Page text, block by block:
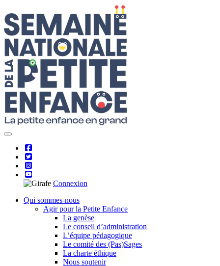
to
content
Connexion
Qui sommes-nous
Agir pour la Petite Enfance
La genèse
Le conseil d’administration
L’équipe pédagogique
Le comité des (Pas)Sages
La charte éthique
Nous soutenir